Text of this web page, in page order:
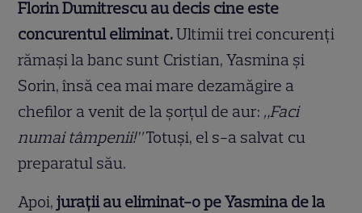
Florin Dumitrescu au decis cine este
concurentul eliminat.Ultimii trei concurenți
rămași la banc sunt Cristian, Yasmina și
Sorin, însă cea mai mare dezamăgire a
chefilor a venit de la șorțul de aur: „Faci
numai tâmpenii!”Totuși, el s-a salvat cu
preparatul său.
Apoi,jurații au eliminat-o pe Yasmina de la